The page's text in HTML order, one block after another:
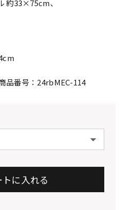
約33×75cm、
品番号：24rbMEC-114